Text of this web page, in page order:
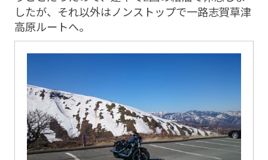
したが、それ以外はノンストップで一路志賀草津
高原ルートへ。